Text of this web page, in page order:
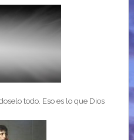
todo. Eso es lo que Dios